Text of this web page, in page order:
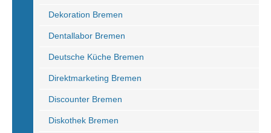
Dekoration Bremen
Dentallabor Bremen
Deutsche Küche Bremen
Direktmarketing Bremen
Discounter Bremen
Diskothek Bremen